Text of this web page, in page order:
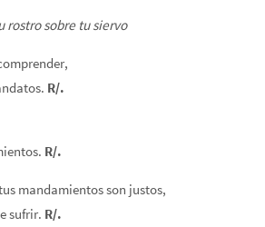
rostro sobre tu siervo
R/.
R/.
mandamientos son justos,
sufrir. R/.